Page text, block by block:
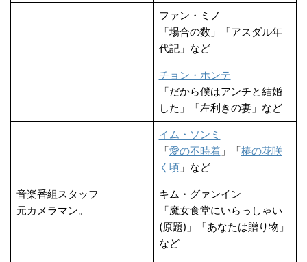
ファン・ミノ
「場合の数」「アスダル年
代記」など
チョン・ホンテ
「だから僕はアンチと結婚
した」「左利きの妻」など
イム・ソンミ
「愛の不時着」「椿の花咲
く頃」など
音楽番組スタッフ
元カメラマン。
キム・グァンイン
「魔女食堂にいらっしゃい
(原題)」「あなたは贈り物」
など